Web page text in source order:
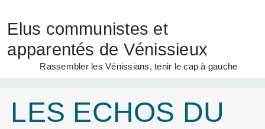
Elus communistes et
apparentés de Vénissieux
Rassembler les Vénissians, tenir le cap à gauche
LES ECHOS DU